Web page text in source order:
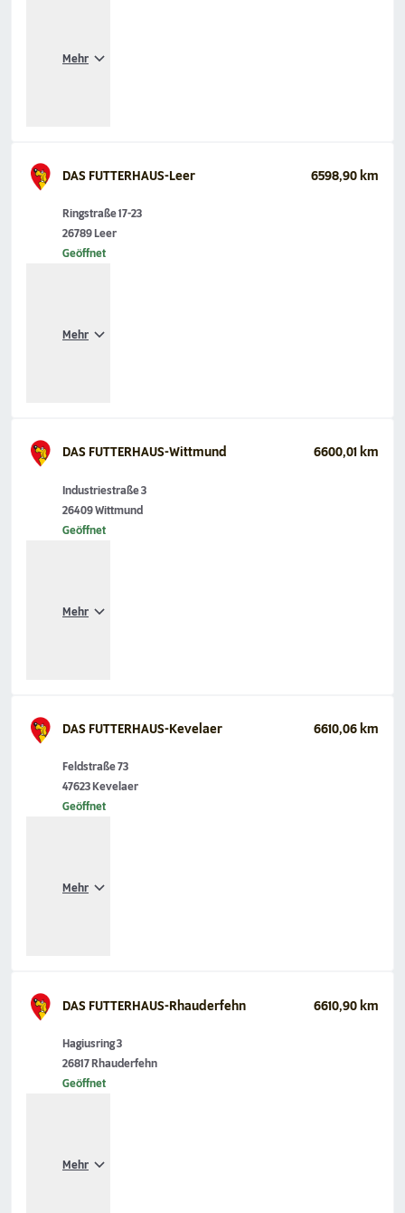
Mehr
DAS FUTTERHAUS-Leer 6598,90 km
Ringstraße 17-23
26789 Leer
Geöffnet
Mehr
DAS FUTTERHAUS-Wittmund 6600,01 km
Industriestraße 3
26409 Wittmund
Geöffnet
Mehr
DAS FUTTERHAUS-Kevelaer 6610,06 km
Feldstraße 73
47623 Kevelaer
Geöffnet
Mehr
DAS FUTTERHAUS-Rhauderfehn 6610,90 km
Hagiusring 3
26817 Rhauderfehn
Geöffnet
Mehr